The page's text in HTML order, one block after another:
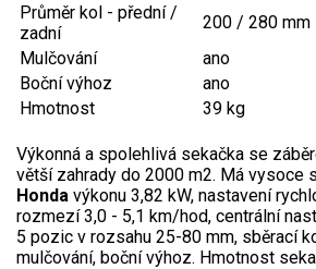
AKU zahradní technika
Aku křovinořezy a vyžínače
Aku sekačky
Aku STIHL
Aku AL-KO
Průměr kol - přední /
zadní
200 / 280 mm
Mulčování
ano
Boční výhoz
ano
Hmotnost
39 kg
Výkonná a spolehlivá sekačka se
větší zahrady do 2000 m2. Má vysoce
Honda výkonu 3,82 kW, nastavení
rozmezí 3,0 - 5,1 km/hod, centrální
5 pozic v rozsahu 25-80 mm, sběrací
mulčování, boční výhoz. Hmotnost